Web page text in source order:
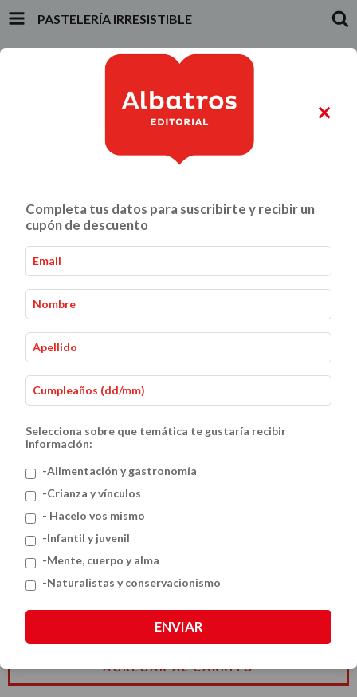
PASTELERÍA IRRESISTIBLE
PRODUCTOS
ALIMENTACIÓN Y GASTRONOMÍA
Inicio - Alimentación y Gastronomía - Pastelería irresistible
Pastelería irresistible
$54.46 USD
×
Completa tus datos para suscribirte y recibir un
cupón de descuento
Selecciona sobre que temática te gustaría recibir
información:
-Alimentación y gastronomía
-Crianza y vínculos
- Hacelo vos mismo
-Infantil y juvenil
-Mente, cuerpo y alma
-Naturalistas y conservacionismo
ENVIAR